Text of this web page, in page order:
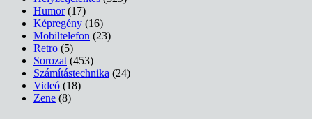
Humor(17)
Képregény (16)
Mobiltelefon (23)
Retro (5)
Sorozat (453)
Számítástechnika (24)
Videó (18)
Zene (8)